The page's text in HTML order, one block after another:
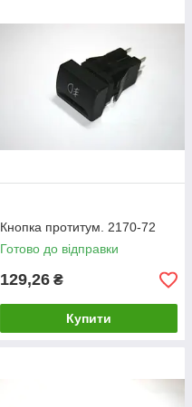
Кнопка протитум. 2170-72
Готово до відправки
129,26 ₴
Купити